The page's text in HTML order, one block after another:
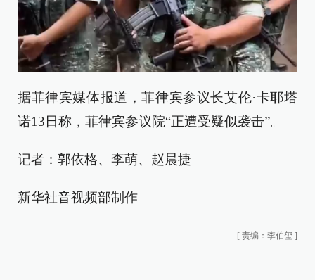
据菲律宾媒体报道，菲律宾参议长艾伦·卡耶塔
诺13日称，菲律宾参议院“正遭受疑似袭击”。
记者：郭依格、李萌、赵晨捷
新华社音视频部制作
[ 责编：李伯玺 ]